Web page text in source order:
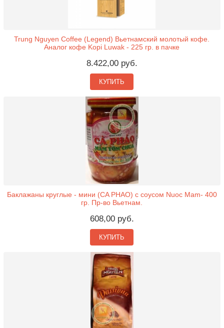
Trung Nguyen Coffee (Legend) Вьетнамский молотый кофе.
Аналог кофе Kopi Luwak - 225 гр. в пачке
8.422,00 руб.
КУПИТЬ
Баклажаны круглые - мини (CA PHAO) с соусом Nuoc Mam- 400
гр. Пр-во Вьетнам.
608,00 руб.
КУПИТЬ